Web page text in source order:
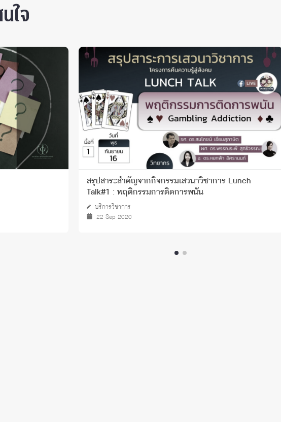
ใจ
สรุปสาระสำคัญจากกิจกรรมเสวนาวิชาการ Lunch
Talk#1 : พฤติกรรมการติดการพนัน
บริการวิชาการ
22 Sep 2020